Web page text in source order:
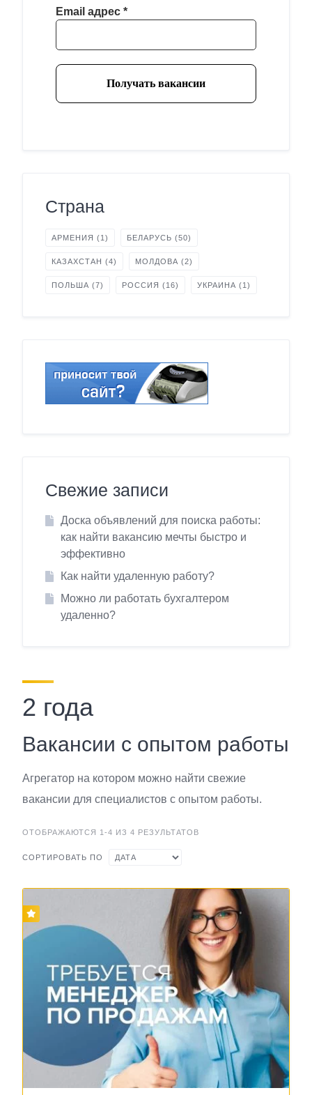
Email адрес *
Страна
АРМЕНИЯ (1) БЕЛАРУСЬ (50)
КАЗАХСТАН (4) МОЛДОВА (2)
ПОЛЬША (7) РОССИЯ (16) УКРАИНА (1)
Свежие записи
Доска объявлений для поиска работы:
как найти вакансию мечты быстро и
эффективно
Как найти удаленную работу?
Можно ли работать бухгалтером
удаленно?
2 года
Вакансии с опытом работы
Агрегатор на котором можно найти свежие
вакансии для специалистов с опытом работы.
ОТОБРАЖАЮТСЯ 1-4 ИЗ 4 РЕЗУЛЬТАТОВ
СОРТИРОВАТЬ ПО